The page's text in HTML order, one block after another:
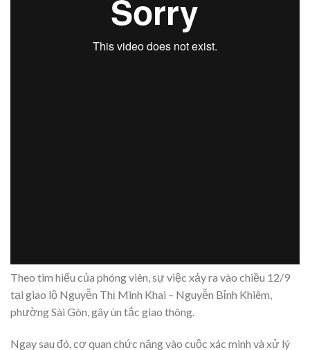
Theo tìm hiểu của phóng viên, sự việc xảy ra vào chiều 12/9
tại giao lộ Nguyễn Thị Minh Khai – Nguyễn Bỉnh Khiêm,
phường Sài Gòn, gây ùn tắc giao thông.
Ngay sau đó, cơ quan chức năng vào cuộc xác minh và xử lý